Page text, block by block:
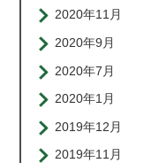
2020年11月
2020年9月
2020年7月
2020年1月
2019年12月
2019年11月